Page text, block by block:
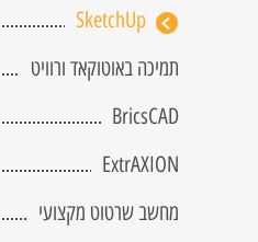
SketchUp
תמיכה באוטוקאד ורוויט
BricsCAD
ExtrAXION
מחשב שרטוט מקצועי